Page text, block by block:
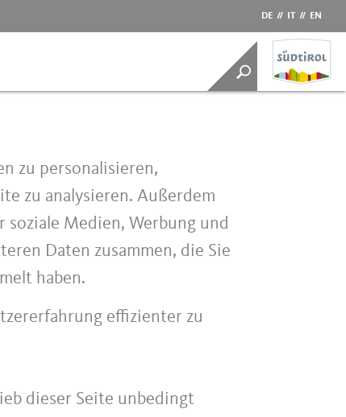
DE // IT // EN
zu personalisieren,
zu analysieren. Außerdem
Medien, Werbung und
Daten zusammen, die Sie
haben.
effizienter zu
dieser Seite unbedingt